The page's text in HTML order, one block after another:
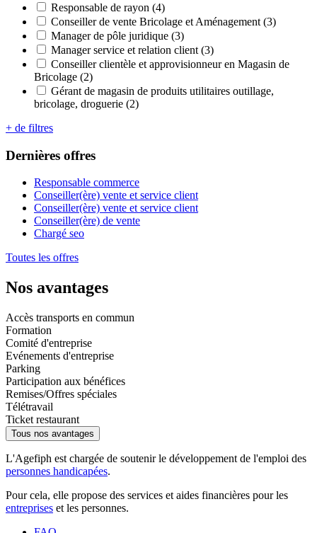
Responsable de rayon (4)
Conseiller de vente Bricolage et Aménagement (3)
Manager de pôle juridique (3)
Manager service et relation client (3)
Conseiller clientèle et approvisionneur en Magasin de
Bricolage (2)
Gérant de magasin de produits utilitaires outillage,
bricolage, droguerie (2)
+ de filtres
Dernières offres
Responsable commerce
Conseiller(ère) vente et service client
Conseiller(ère) vente et service client
Conseiller(ère) de vente
Chargé seo
Toutes les offres
Nos avantages
Accès transports en commun
Formation
Comité d'entreprise
Evénements d'entreprise
Parking
Participation aux bénéfices
Remises/Offres spéciales
Télétravail
Ticket restaurant
Tous nos avantages
L'Agefiph est chargée de soutenir le développement de l'emploi des
personnes handicapées.
Pour cela, elle propose des services et aides financières pour les
entreprises et les personnes.